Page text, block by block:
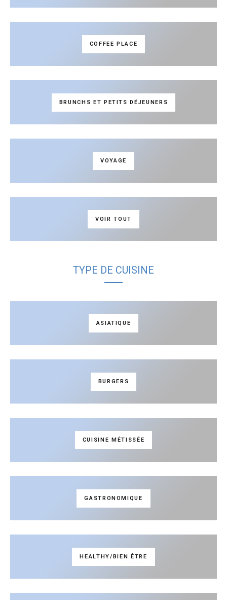
COFFEE PLACE
BRUNCHS ET PETITS DÉJEUNERS
VOYAGE
VOIR TOUT
TYPE DE CUISINE
ASIATIQUE
BURGERS
CUISINE MÉTISSÉE
GASTRONOMIQUE
HEALTHY/BIEN ÊTRE